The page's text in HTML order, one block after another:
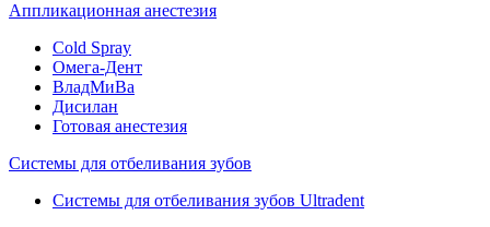
Аппликационная анестезия
Cold Spray
Омега-Дент
ВладМиВа
Дисилан
Готовая анестезия
Системы для отбеливания зубов
Системы для отбеливания зубов Ultradent